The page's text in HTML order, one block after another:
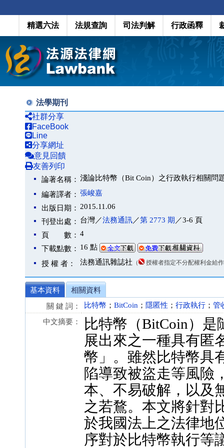
精選六法 法規查詢 司法判解 行政函釋
法學期刊
社群分享
FaceBook
Line
分享網址
意見回饋
友善列印
論著名稱： 淺論比特幣（Bit Coin）之行政執行相關問
編著譯者： 張峻嘉
出版日期： 2015.11.06
刊登出處： 台灣／法務通訊／第 2773 期 ／3-6 頁
頁 數： 4
下載點數： 16 點
授 權 者： 法務通訊雜誌社 （ 授權者指定不分配權利金給
基本資料
相關資料
關 鍵 詞：
比特幣 ； BitCoin ； 隱匿性 ； 行政執行 ； 管
中文摘要：
比特幣（BitCoin）
展出來之一種具有匿
幣」。雖然比特幣具
陷導致被盜走等風險
本、不易破解，以及
之若鶩。本文將針對
於我國法上之法律地
序對於比特幣執行等